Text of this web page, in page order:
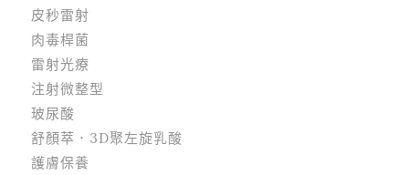
皮秒雷射
肉毒桿菌
雷射光療
注射微整型
玻尿酸
舒顏萃．3D聚左旋乳酸
護膚保養